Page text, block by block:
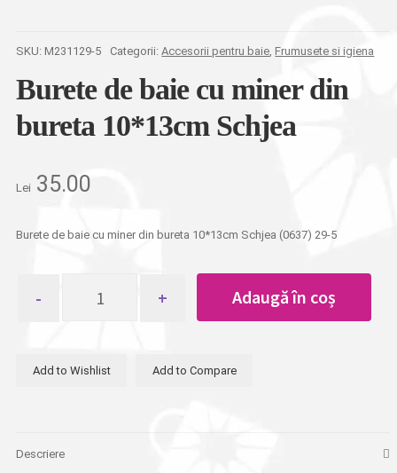
SKU: M231129-5 Categorii:Accesorii pentru baie, Frumusete si igiena
Burete de baie cu miner din
bureta 10*13cm Schjea
Lei 35.00
Burete de baie cu miner din bureta 10*13cm Schjea (0637) 29-5
Burete
miner
Schjea
Adaugă în coș
Add to Wishlist Add to Compare
Descriere